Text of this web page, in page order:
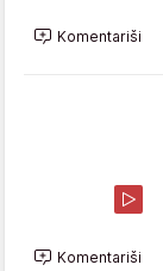
Komentariši
Komentariši